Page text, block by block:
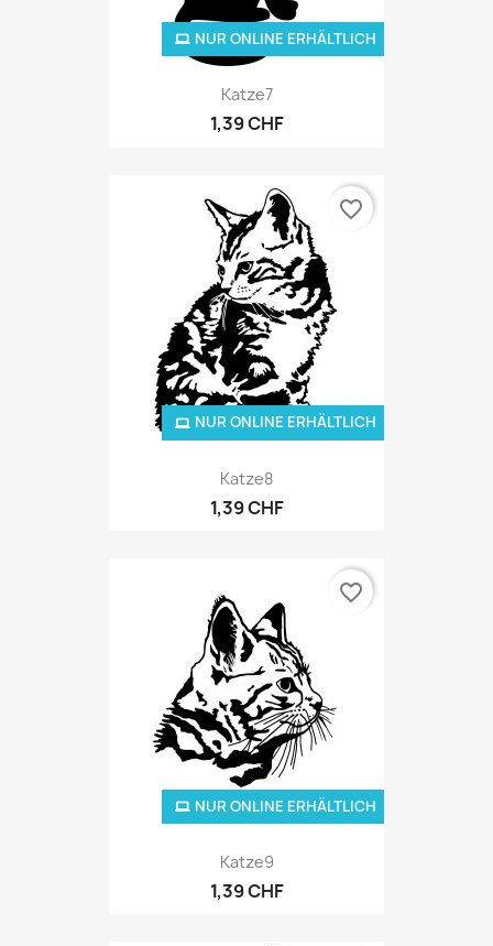
Katze7
1,39 CHF
NUR ONLINE ERHÄLTLICH
Katze8
1,39 CHF
NUR ONLINE ERHÄLTLICH
favorite_border
Katze9
1,39 CHF
NUR ONLINE ERHÄLTLICH
favorite_border